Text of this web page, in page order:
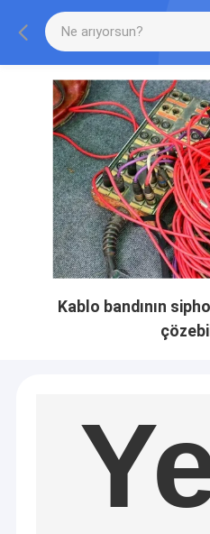
Kablo bandının